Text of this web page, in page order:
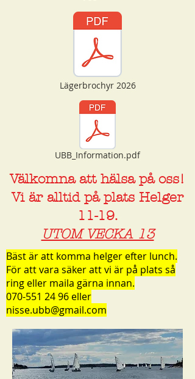
Lägerbrochyr 2026
UBB_Information.pdf
Välkomna att hälsa på oss!
Vi är alltid på plats Helger
11-19.
UTOM VECKA 13
Bäst är att komma helger efter lunch.
För att vara säker att vi är på plats så
ring eller maila gärna innan.
070-551 24 96 eller
nisse.ubb@gmail.com